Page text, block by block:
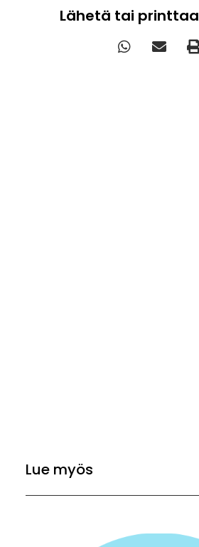
Lähetä tai
Lue myös